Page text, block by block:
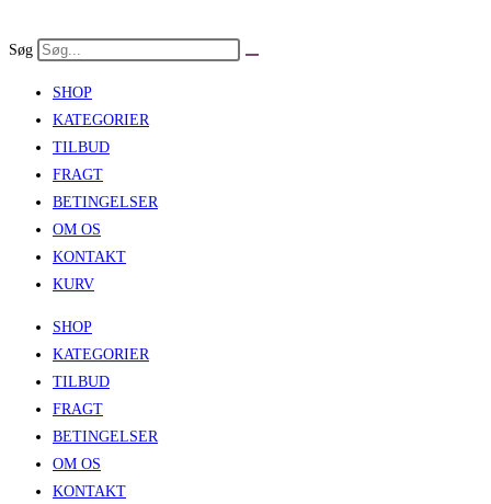
to
Søg
SHOP
KATEGORIER
TILBUD
FRAGT
BETINGELSER
OM OS
KONTAKT
KURV
SHOP
KATEGORIER
TILBUD
FRAGT
BETINGELSER
OM OS
KONTAKT